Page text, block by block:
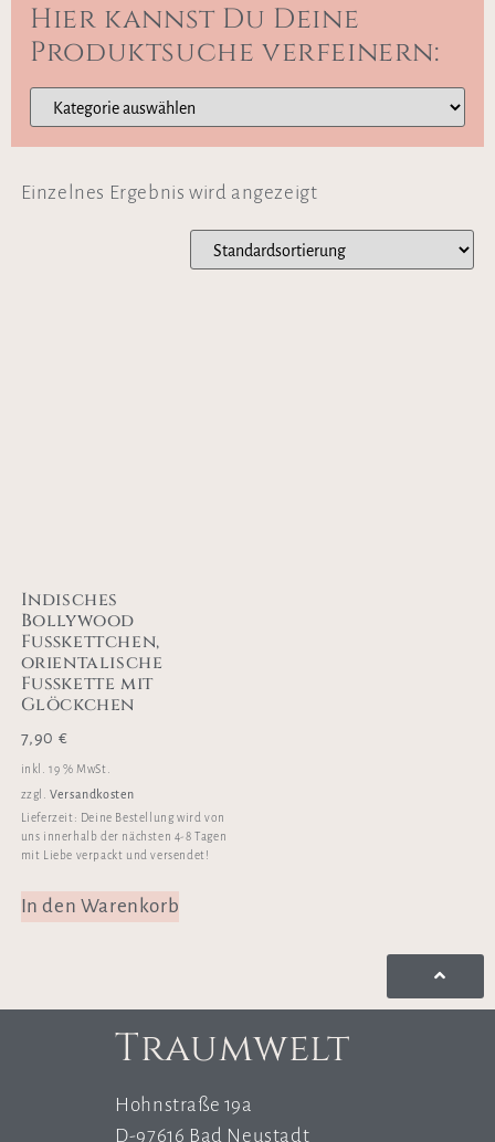
Hier kannst Du Deine
Produktsuche verfeinern:
Einzelnes Ergebnis wird angezeigt
Indisches
Bollywood
Fußkettchen,
orientalische
Fußkette mit
Glöckchen
7,90 €
inkl. 19 % MwSt.
zzgl.Versandkosten
Lieferzeit: Deine Bestellung wird von
uns innerhalb der nächsten 4-8 Tagen
mit Liebe verpackt und versendet!
In den Warenkorb
Traumwelt
Hohnstraße 19a
D-97616 Bad Neustadt